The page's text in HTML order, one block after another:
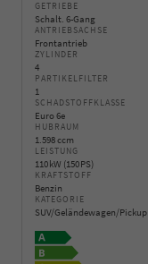
GETRIEBE
Schalt. 6-Gang
ANTRIEBSACHSE
Frontantrieb
ZYLINDER
4
PARTIKELFILTER
1
SCHADSTOFFKLASSE
Euro 6e
HUBRAUM
1.598 ccm
LEISTUNG
110 kW (150 PS)
KRAFTSTOFF
Benzin
KATEGORIE
SUV/Geländewagen/Pickup